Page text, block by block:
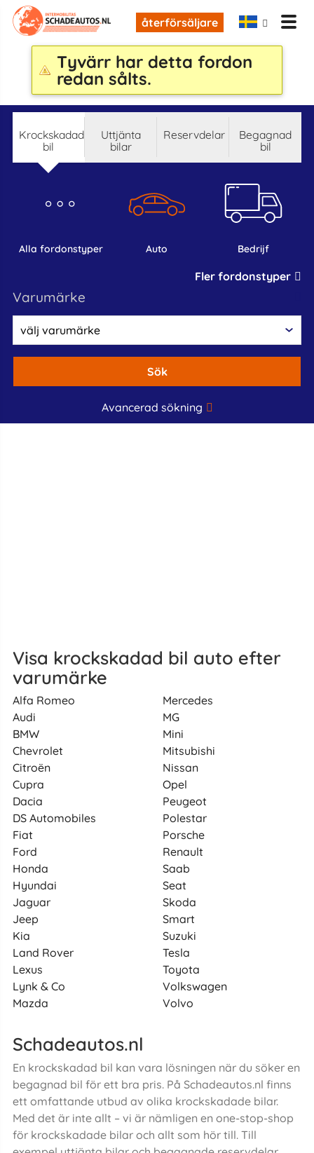
återförsäljare
Tyvärr har detta fordon
redan sålts.
krockskadad
bil
Uttjänta
bilar
reservdelar
begagnad
bil
alla fordonstyper auto bedrijf
Fler fordonstyper
varumärke
Sök
Avancerad sökning
Visa krockskadad bil auto efter
varumärke
Alfa Romeo
Audi
BMW
Chevrolet
Citroën
Cupra
Dacia
DS Automobiles
Fiat
Ford
Honda
Hyundai
Jaguar
Jeep
Kia
Land Rover
Lexus
Lynk & Co
Mazda
Mercedes
MG
Mini
Mitsubishi
Nissan
Opel
Peugeot
Polestar
Porsche
Renault
Saab
Seat
Skoda
Smart
Suzuki
Tesla
Toyota
Volkswagen
Volvo
Schadeautos.nl
En krockskadad bil kan vara lösningen när du söker en
begagnad bil för ett bra pris. På Schadeautos.nl finns
ett omfattande utbud av olika krockskadade bilar.
Med det är inte allt – vi är nämligen en one-stop-shop
för krockskadade bilar och allt som hör till. Till